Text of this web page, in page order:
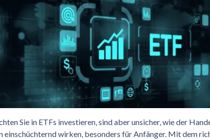
Sie in ETFs investieren, sind aber unsicher, wie der
einschüchternd wirken, besonders für Anfänger. Mit dem